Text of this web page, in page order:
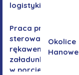
logistyki
Praca przy
sterowaniu
rękawem
załadunkowym
w porcie
Okolice
Hanower